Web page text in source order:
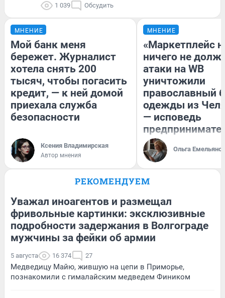
1 039 Обсудить
МНЕНИЕ
Мой банк меня
бережет. Журналист
хотела снять 200
тысяч, чтобы погасить
кредит, — к ней домой
приехала служба
безопасности
Ксения Владимирская
Автор мнения
МНЕНИЕ
«Маркетплейс
ничего не
атаки на WB
уничтожили
православный
одежды из
— исповедь
Ольга
РЕКОМЕНДУЕМ
Уважал иноагентов и размещал
фривольные картинки: эксклюзивные
подробности задержания в Волгограде
мужчины за фейки об армии
5 августа 16 374 27
Медведицу Майю, жившую на цепи в Приморье,
познакомили с гималайским медведем Фиником